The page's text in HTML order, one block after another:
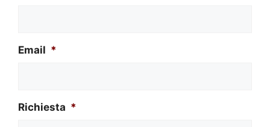
Email *
Richiesta *